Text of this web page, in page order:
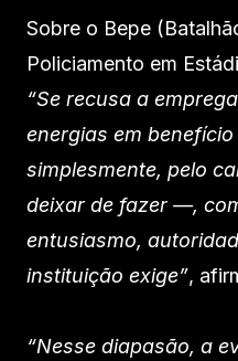
Sobre o Bepe
Policiamento em
“Se recusa a
energias em
simplesmente, pelo
deixar de fazer —,
entusiasmo,
instituição exige”,
“Nesse diapasão, a